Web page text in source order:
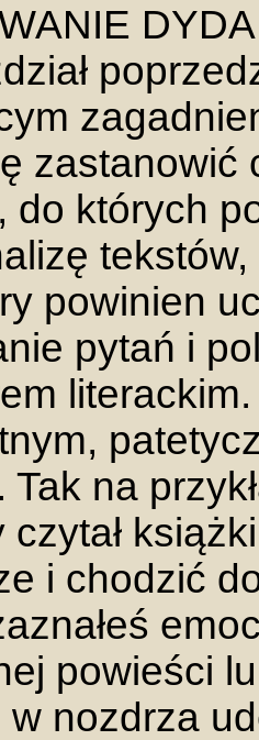
zastanowić
do których
powinien
pytań i
Tak na
czytał
i chodzić
powieści
w nozdrza